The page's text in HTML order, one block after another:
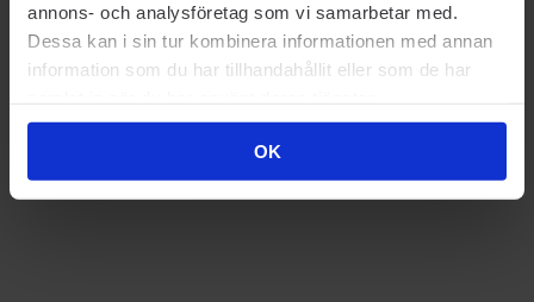
annons- och analysföretag som vi samarbetar med.
Dessa kan i sin tur kombinera informationen med annan
information som du har tillhandahållit eller som de har
OK